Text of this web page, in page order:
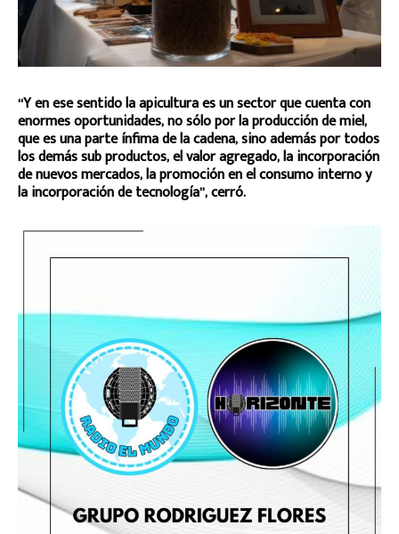
“Y en ese sentido la apicultura es un sector que cuenta con
enormes oportunidades, no sólo por la producción de miel,
que es una parte ínfima de la cadena, sino además por todos
los demás sub productos, el valor agregado, la incorporación
de nuevos mercados, la promoción en el consumo interno y
la incorporación de tecnología”, cerró.